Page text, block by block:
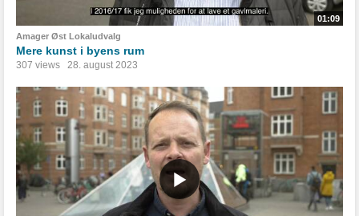
01:09
Amager Øst Lokaludvalg
Mere kunst i byens rum
307 views 28. august 2023